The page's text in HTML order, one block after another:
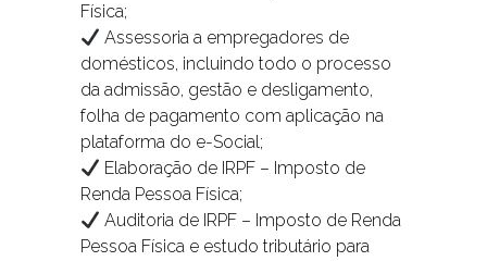
Física;
Assessoria a empregadores de
domésticos, incluindo todo o processo
da admissão, gestão e desligamento,
folha de pagamento com aplicação na
plataforma do e-Social;
Elaboração de IRPF – Imposto de
Renda Pessoa Física;
Auditoria de IRPF – Imposto de Renda
Pessoa Física e estudo tributário para